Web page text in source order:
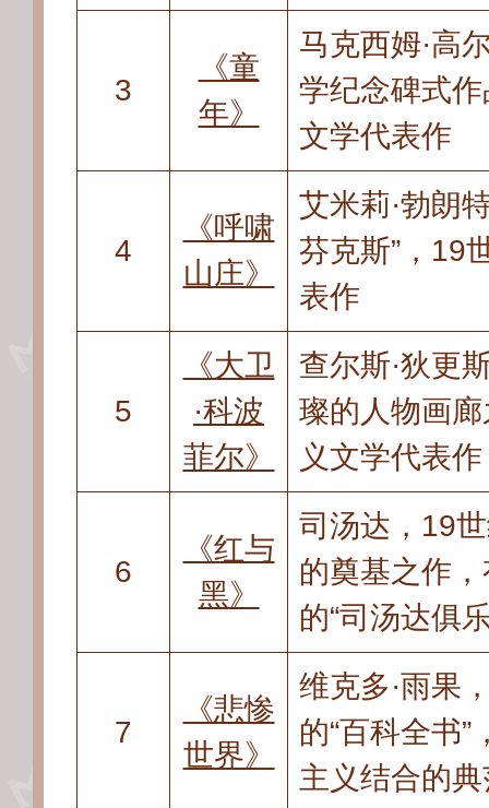
3
《童
年》
马克西姆·高
学纪念碑式
文学代表作
4
《呼啸
山庄》
艾米莉·勃朗
芬克斯” ， 19
表作
5
《大卫
·科波
菲尔》
查尔斯·狄更
璨的人物画
义文学代表作
6
《红与
黑》
司汤达 ， 19
的奠基之作 ，
的“司汤达俱
7
《悲惨
世界》
维克多·雨果
的“百科全书”
主义结合的